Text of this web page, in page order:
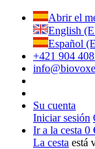
Abrir el
English
Español
+421 904
Su cuenta
Iniciar sesión
Ir a la cesta 0
La cesta está